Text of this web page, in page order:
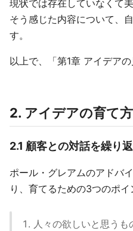
現状では存在していなくて
そう感じた内容について、
す。
以上で、「第1章 アイデアの
2. アイデアの育て方
2.1 顧客との対話を繰り
ポール・グレアムのアドバ
り、育てるための3つのポイ
人々の欲しいと思うも